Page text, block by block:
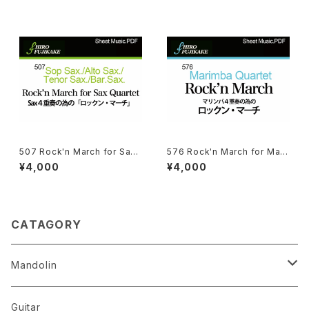
507 Rock'n March for Sax
Quartet
¥4,000
576 Rock'n March for Mari
mba Quartet
¥4,000
CATAGORY
Mandolin
The Best Selection
Guitar